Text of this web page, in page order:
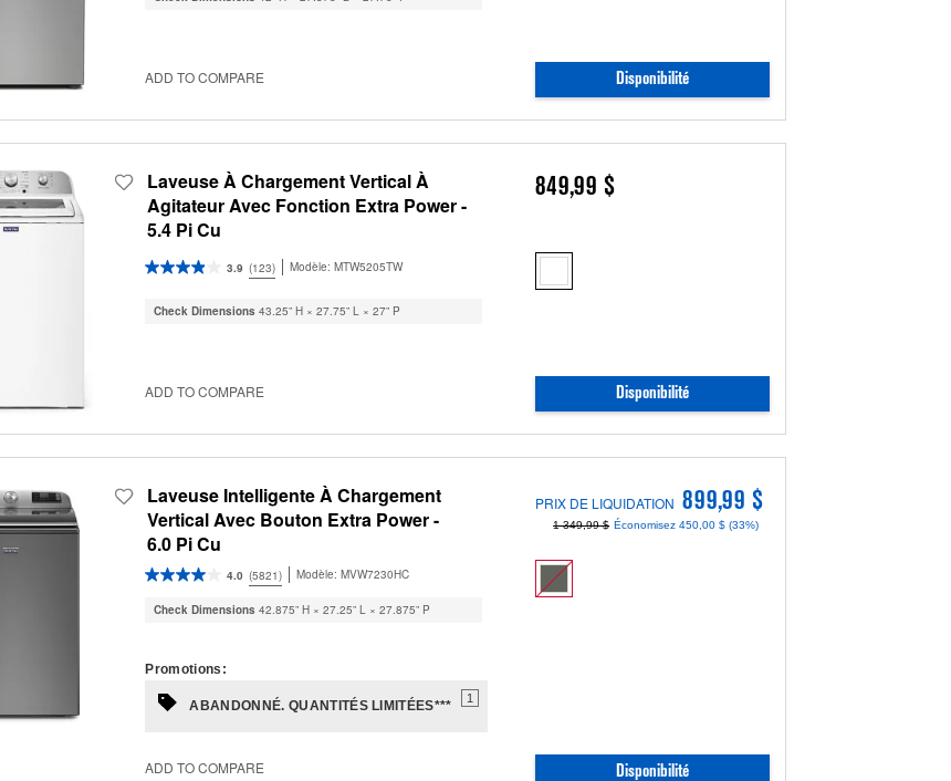
ADD TO COMPARE Disponibilité
Laveuse À Chargement Vertical À
Agitateur Avec Fonction Extra Power -
5.4 Pi Cu
3.9 (123) Modèle:MTW5205TW
ADD TO COMPARE
Check Dimensions43.25” H × 27.75” L × 27” P
849,99 $
Disponibilité
Laveuse Intelligente À Chargement
Vertical Avec Bouton Extra Power -
6.0 Pi Cu
4.0 (5821) Modèle:MVW7230HC
ADD TO COMPARE
Check Dimensions42.875” H × 27.25” L × 27.875” P
PRIX DE LIQUIDATION 899,99 $
1 349,99 $ Économisez 450,00 $ (33%)
Promotions:
ABANDONNÉ. QUANTITÉS LIMITÉES***
1
Disponibilité